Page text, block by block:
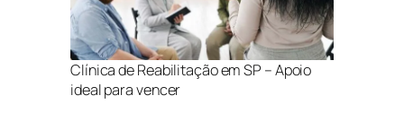
Clínica de Reabilitação em SP – Apoio
ideal para vencer